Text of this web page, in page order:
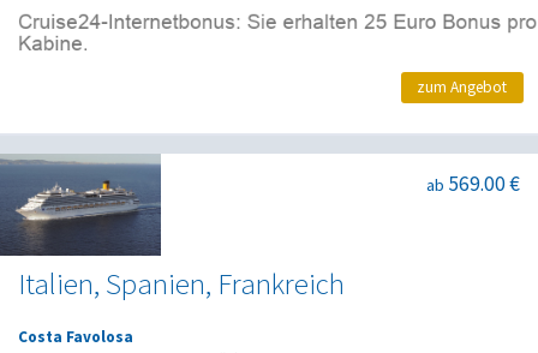
zum Angebot
Italien, Spanien, Frankreich
ab 569.00 €
Costa Favolosa